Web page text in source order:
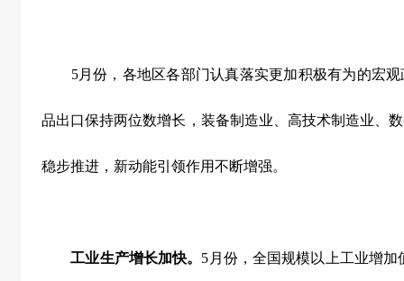
5月份，各地区各部门认真落实更加积极有为的宏
品出口保持两位数增长，装备制造业、高技术制造业、
稳步推进，新动能引领作用不断增强。
工业生产增长加快。 5 月份，全国规模以上工业增加